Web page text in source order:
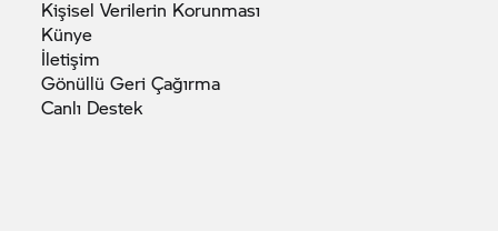
Kişisel Verilerin Korunması
Künye
İletişim
Gönüllü GeriÇağırma
Canlı Destek